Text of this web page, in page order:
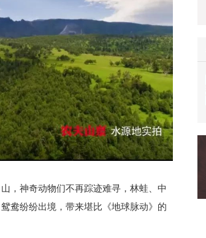
，神奇动物们不再踪迹难寻，林蛙、中
鸯纷纷出境，带来堪比《地球脉动》的